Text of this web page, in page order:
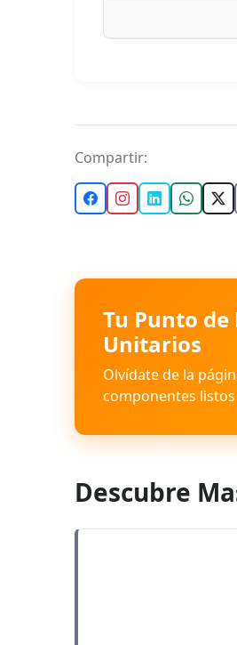
Compartir:
Tu Punto de
Unitarios
Olvídate de la
componentes
Descubre